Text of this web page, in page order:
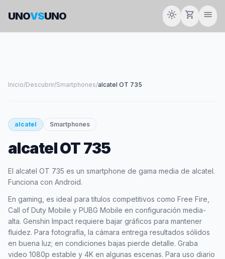
UNOVSUNO light_mode shopping_cart menu
Inicio/Descubrir/Smartphones/alcatel OT 735
smartphone
ALCATEL
alcatel Smartphones
alcatel OT 735
El alcatel OT 735 es un smartphone de gama media de alcatel.
Funciona con Android.
En gaming, es ideal para títulos competitivos como Free Fire,
Call of Duty Mobile y PUBG Mobile en configuración media-
alta. Genshin Impact requiere bajar gráficos para mantener
fluidez. Para fotografía, la cámara entrega resultados sólidos
en buena luz; en condiciones bajas pierde detalle. Graba
video 1080p estable y 4K en algunas escenas. Para uso diario